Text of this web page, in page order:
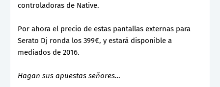
controladoras de Native.
Por ahora el precio de estas pantallas externas para
Serato Dj ronda los 399€, y estará disponible a
mediados de 2016.
Hagan sus apuestas señores…